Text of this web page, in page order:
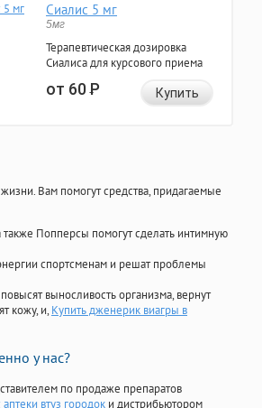
Сиалис 5 мг
5мг
Терапевтическая дозировка
Сиалиса для курсового приема
от 60Р Купить
Вам помогут средства, придагаемые
также Попперсы помогут сделать интимную
спортсменам и решат проблемы
выносливость организма, вернут
кожу, и, Купить дженерик виагры в
у нас?
по продаже препаратов
втуз городок и дистрибьютором